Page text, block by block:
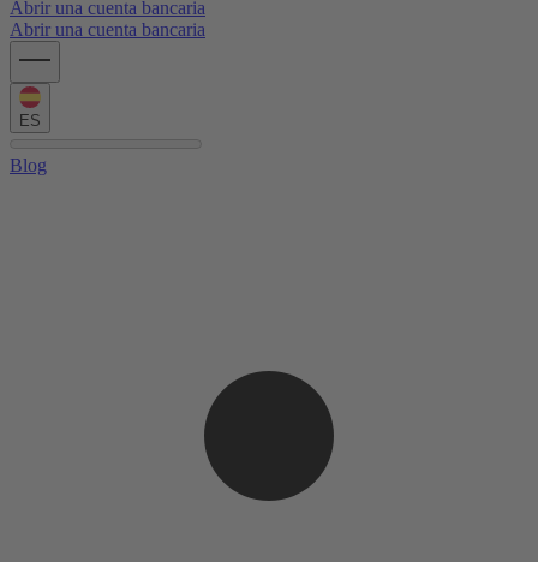
Abrir una cuenta bancaria
Abrir una cuenta bancaria
ES
Blog